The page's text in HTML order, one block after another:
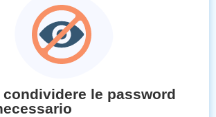
condividere le password